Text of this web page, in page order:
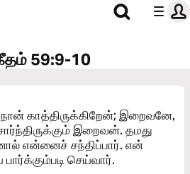
59:9-10
காத்திருக்கிறேன்; இறைவனே,
இறைவன். தமது
என்னைச் சந்திப்பார். என்
செய்வார்.